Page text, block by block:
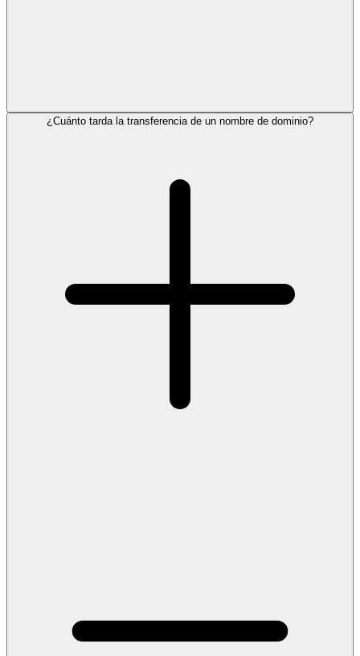
¿Cuánto tarda la transferencia de un nombre de dominio?